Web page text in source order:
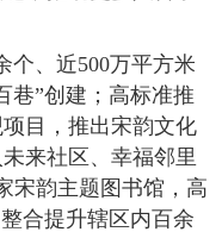
个、近500万平方米
巷”创建；高标准推
目，推出宋韵文化
来社区、幸福邻里
宋韵主题图书馆，高
合提升辖区内百余